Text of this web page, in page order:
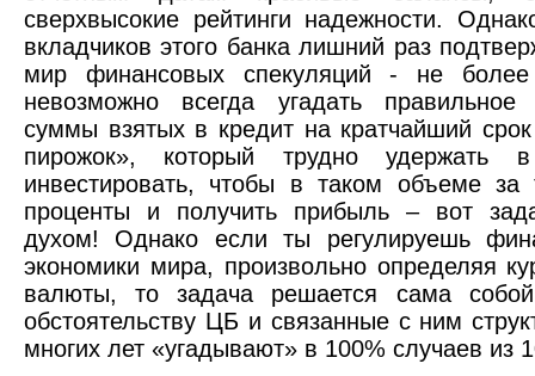
сверхвысокие рейтинги надежности.
вкладчиков этого банка лишний раз
мир финансовых спекуляций - не
невозможно всегда угадать
суммы взятых в кредит на кратчайший срок
пирожок», который трудно
инвестировать, чтобы в таком объеме за
проценты и получить прибыль – вот
духом! Однако если ты регулируешь
экономики мира, произвольно определяя
валюты, то задача решается сама
обстоятельству ЦБ и связанные с ним
многих лет «угадывают» в 100% случаев из